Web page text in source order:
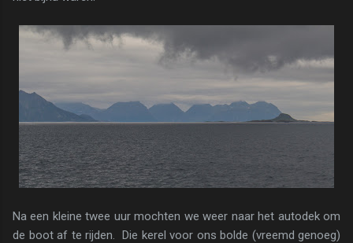
Na een kleine twee uur mochten we weer naar het autodek om
de boot af te rijden. Die kerel voor ons bolde (vreemd genoeg)